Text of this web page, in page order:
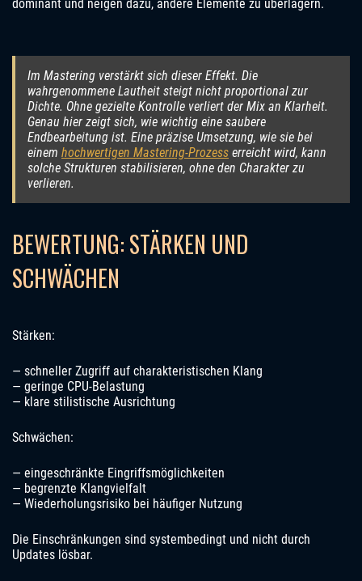
dominant und neigen dazu, andere Elemente zu überlagern.
Im Mastering verstärkt sich dieser Effekt. Die
wahrgenommene Lautheit steigt nicht proportional zur
Dichte. Ohne gezielte Kontrolle verliert der Mix an Klarheit.
Genau hier zeigt sich, wie wichtig eine saubere
Endbearbeitung ist. Eine präzise Umsetzung, wie sie bei
einem hochwertigen Mastering-Prozess erreicht wird, kann
solche Strukturen stabilisieren, ohne den Charakter zu
verlieren.
BEWERTUNG: STÄRKEN UND
SCHWÄCHEN
Stärken:
— schneller Zugriff auf charakteristischen Klang
— geringe CPU-Belastung
— klare stilistische Ausrichtung
Schwächen:
— eingeschränkte Eingriffsmöglichkeiten
— begrenzte Klangvielfalt
— Wiederholungsrisiko bei häufiger Nutzung
Die Einschränkungen sind systembedingt und nicht durch
Updates lösbar.